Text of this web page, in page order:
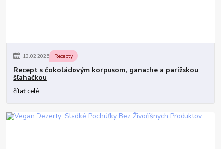
13.02.2025 Recepty
Recept s čokoládovým korpusom, ganache a parížskou
šľahačkou
čítať celé